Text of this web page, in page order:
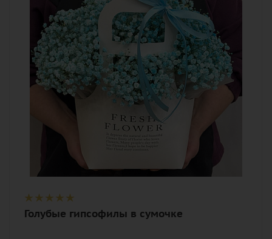
голубой
Описание
гипсофилы, оазис, лента, сумка
Голубые гипсофилы в сумочке